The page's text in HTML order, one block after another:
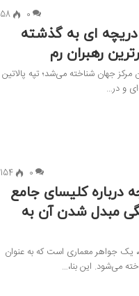
0
58
دریچه ای به گذشته
رهبران رم
مرکز جهان شناخته می‌شد؛ تپه پالاتین
و در…
0
154
درباره کلیسای جامع
مبدل شدن آن به
یک جواهر معماری است که به عنوان
می‌شود. این بنا،…